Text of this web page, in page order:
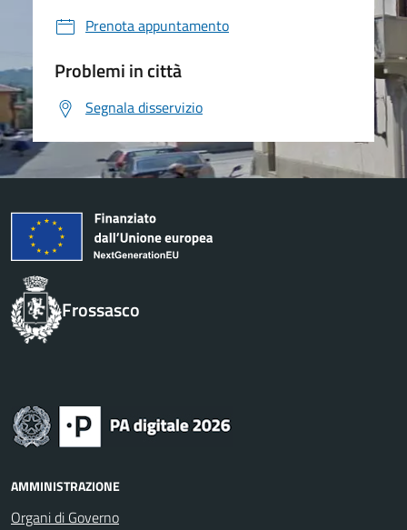
Prenota appuntamento
Problemi in città
Segnala disservizio
Frossasco
AMMINISTRAZIONE
Organi di Governo